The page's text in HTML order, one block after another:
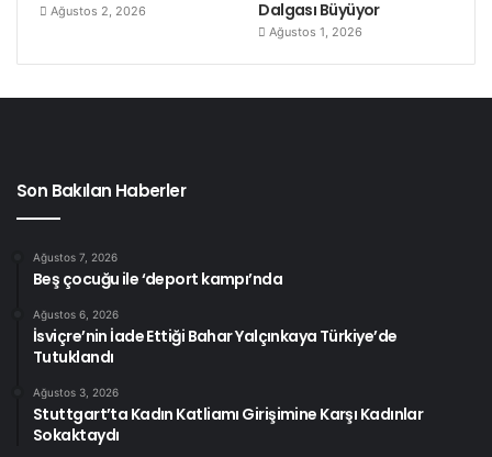
mücadeleyi yükseltiyor.
Ağustos 2, 2026
Dalgası Büyüyor
Ağustos 1, 2026
Son Bakılan Haberler
Ağustos 7, 2026
Beş çocuğu ile ‘deport kampı’nda
Ağustos 6, 2026
İsviçre’nin İade Ettiği Bahar Yalçınkaya Türkiye’de
Tutuklandı
Ağustos 3, 2026
Stuttgart’ta Kadın Katliamı Girişimine Karşı Kadınlar
Sokaktaydı